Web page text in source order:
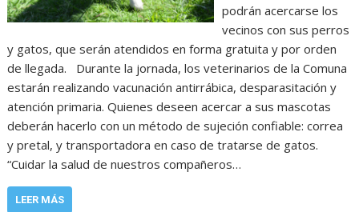
podrán acercarse los
vecinos con sus perros
y gatos, que serán atendidos en forma gratuita y por orden
de llegada. Durante la jornada, los veterinarios de la Comuna
estarán realizando vacunación antirrábica, desparasitación y
atención primaria. Quienes deseen acercar a sus mascotas
deberán hacerlo con un método de sujeción confiable: correa
y pretal, y transportadora en caso de tratarse de gatos.
“Cuidar la salud de nuestros compañeros…
LEER MÁS